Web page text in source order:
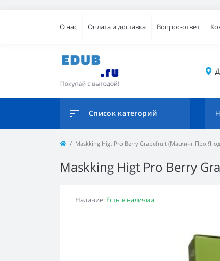
О нас Оплата и доставка Вопрос-ответ
Список категорий
Maskking Higt Pro Berry Grapefruit (Маскинг Про
Maskking Higt Pro Berry
Наличие: Есть в наличии